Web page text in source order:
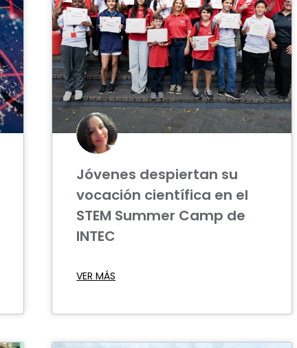
Jóvenes despiertan su
vocación científica en el
STEM Summer Camp de
INTEC
VER MÁS